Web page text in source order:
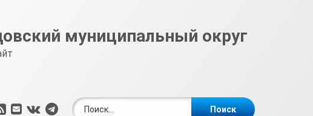
муниципальный округ
RSSE-mailВКонтакте
Telegram
Найти: